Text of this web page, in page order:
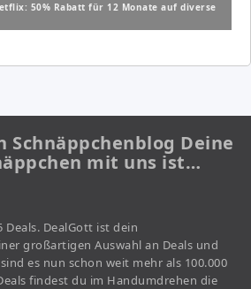
50% Rabatt für 12 Monate auf diverse
Schnäppchenblog Deine
mit uns ist…
DealGott ist dein
großartigen Auswahl an Deals und
es nun schon weit mehr als 100.000
findest du im Handumdrehen die